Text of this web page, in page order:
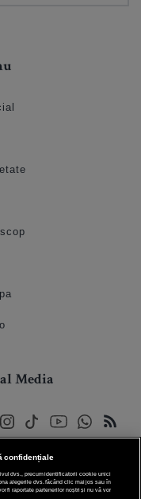
Media
confidențiale
dvs., precum identificatorii cookie unici
alegerile dvs. făcând clic mai jos sau în
fi raportate partenerilor noștri și nu vă vor